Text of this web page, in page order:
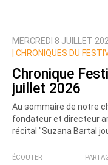
MERCREDI 8 JUILLET
CHRONIQUES DU
Chronique
juillet 2026
Au sommaire de notre
fondateur et directeur
récital "Suzana Bartal
ÉCOUTER